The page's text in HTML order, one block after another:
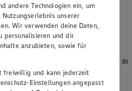
Laugengebäck, Kuchen, süße
– all das erwartet dich täglich frisch in
andere Technologien ein, um
unserer
Wir verwenden deine Daten,
personalisieren und dir
anzubieten, sowie für
freiwillig und kann jederzeit
Einstellungen angepasst